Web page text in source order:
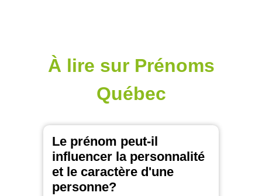
À lire sur Prénoms
Québec
Le prénom peut-il
influencer la personnalité
et le caractère d'une
personne?